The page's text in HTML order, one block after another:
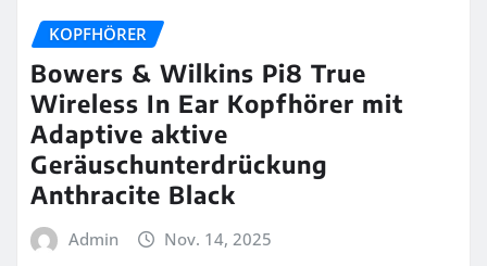
KOPFHÖRER
Bowers & Wilkins Pi8 True
Wireless In Ear Kopfhörer mit
Adaptive aktive
Geräuschunterdrückung
Anthracite Black
Admin Nov. 14, 2025